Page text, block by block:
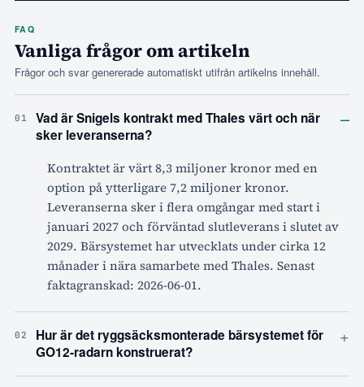
FAQ
Vanliga frågor om artikeln
Frågor och svar genererade automatiskt utifrån artikelns innehåll.
01
Vad är Snigels kontrakt med Thales värt och när
sker leveranserna?
–
Kontraktet är värt 8,3 miljoner kronor med en
option på ytterligare 7,2 miljoner kronor.
Leveranserna sker i flera omgångar med start i
januari 2027 och förväntad slutleverans i slutet av
2029. Bärsystemet har utvecklats under cirka 12
månader i nära samarbete med Thales. Senast
faktagranskad: 2026-06-01.
02
Hur är det ryggsäcksmonterade bärsystemet för
GO12-radarn konstruerat?
+